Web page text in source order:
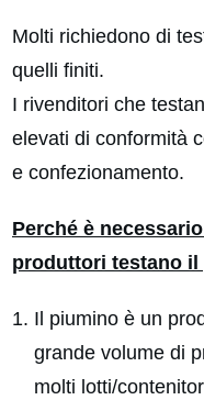
Molti richiedono di
quelli finiti.
I rivenditori che
elevati di conformità
e confezionamento.
Perché è
produttori testano
Il piumino è un
grande volume di
molti lotti/